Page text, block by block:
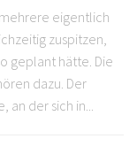
eigentlich
zuspitzen,
geplant hätte. Die
dazu. Der
der sich in...